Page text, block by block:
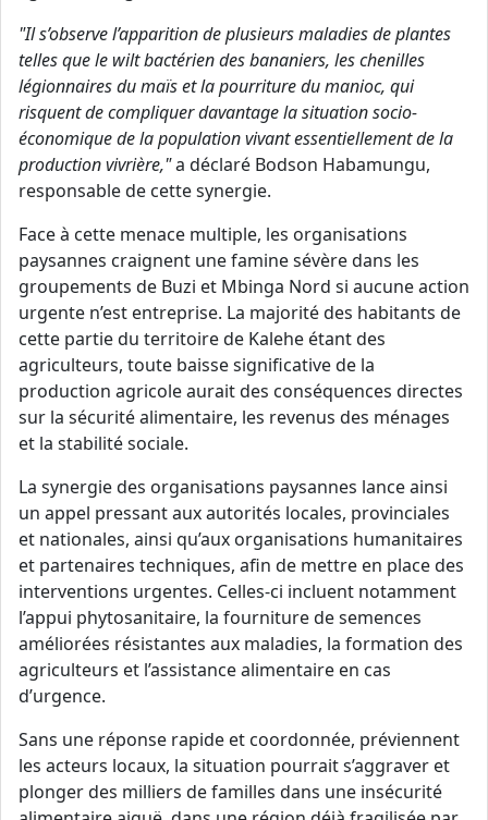
"Il s’observe l’apparition de plusieurs maladies de plantes
telles que le wilt bactérien des bananiers, les chenilles
légionnaires du maïs et la pourriture du manioc, qui
risquent de compliquer davantage la situation socio-
économique de la population vivant essentiellement de la
production vivrière,"a déclaré Bodson Habamungu,
responsable de cette synergie.
Face à cette menace multiple, les organisations
paysannes craignent une famine sévère dans les
groupements de Buzi et Mbinga Nord si aucune action
urgente n’est entreprise. La majorité des habitants de
cette partie du territoire de Kalehe étant des
agriculteurs, toute baisse significative de la
production agricole aurait des conséquences directes
sur la sécurité alimentaire, les revenus des ménages
et la stabilité sociale.
La synergie des organisations paysannes lance ainsi
un appel pressant aux autorités locales, provinciales
et nationales, ainsi qu’aux organisations humanitaires
et partenaires techniques, afin de mettre en place des
interventions urgentes. Celles-ci incluent notamment
l’appui phytosanitaire, la fourniture de semences
améliorées résistantes aux maladies, la formation des
agriculteurs et l’assistance alimentaire en cas
d’urgence.
Sans une réponse rapide et coordonnée, préviennent
les acteurs locaux, la situation pourrait s’aggraver et
plonger des milliers de familles dans une insécurité